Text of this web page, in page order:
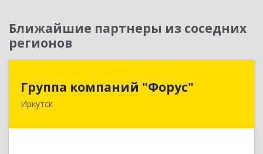
Ближайшие партнеры из соседних
регионов
Группа компаний "Форус"
Иркутск
Группа компаний "Форус"
664007, Иркутская обл, Иркутск г, Ямская ул,